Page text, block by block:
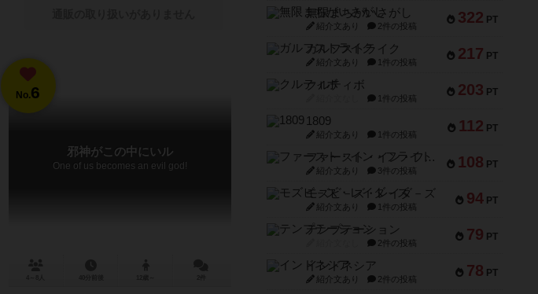
No.6
邪神がこの中にいル
One of us becomes an evil god!
322 PT
無限まちがいさがし
紹介文あり 2件の投稿
217 PT
ガルフストライク
紹介文あり 1件の投稿
203 PT
クルティボ
1件の投稿
112 PT
1809
紹介文あり 1件の投稿
108 PT
ファースト・イン・フライト
紹介文あり 3件の投稿
94 PT
モズビ－ズ・レイダ－ズ
紹介文あり 1件の投稿
79 PT
テンプテーション
2件の投稿
78 PT
インドネシア
紹介文あり 2件の投稿